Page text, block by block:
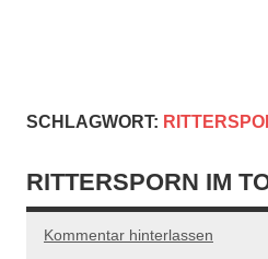
SCHLAGWORT:
RITTERSPORN IM
Kommentar hinterlassen